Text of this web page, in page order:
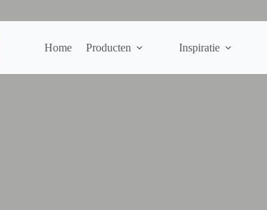
Home Producten Inspiratie